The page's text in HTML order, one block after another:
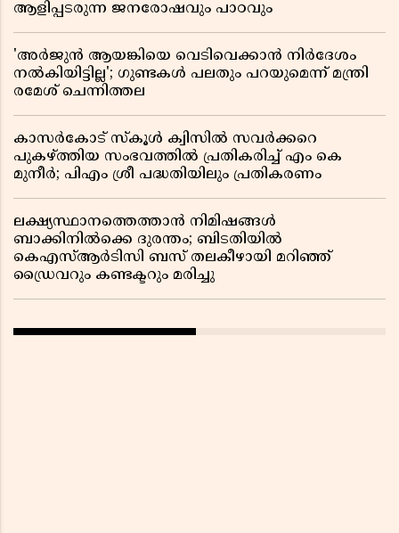
ആളിപ്പടരുന്ന ജനരോഷവും പാഠവും
'അർജുൻ ആയങ്കിയെ വെടിവെക്കാൻ നിർദേശം
നൽകിയിട്ടില്ല'; ഗുണ്ടകൾ പലതും പറയുമെന്ന് മന്ത്രി
രമേശ് ചെന്നിത്തല
കാസർകോട് സ്കൂൾ ക്വിസിൽ സവർക്കറെ
പുകഴ്ത്തിയ സംഭവത്തിൽ പ്രതികരിച്ച് എം കെ
മുനീർ; പിഎം ശ്രീ പദ്ധതിയിലും പ്രതികരണം
ലക്ഷ്യസ്ഥാനത്തെത്താൻ നിമിഷങ്ങൾ
ബാക്കിനിൽക്കെ ദുരന്തം; ബിടതിയിൽ
കെഎസ്ആർടിസി ബസ് തലകീഴായി മറിഞ്ഞ്
ഡ്രൈവറും കണ്ടക്ടറും മരിച്ചു